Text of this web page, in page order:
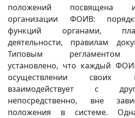
положений посвящена
организации ФОИВ:
функций органами,
деятельности, правилам
Типовым регламентом
установлено, что каждый
осуществлении своих
взаимодействует с
непосредственно, вне
положения в системе.